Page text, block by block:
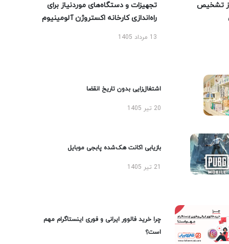
تشخیص
تجهیزات و دستگاه‌های موردنیاز برای
راه‌اندازی کارخانه اکستروژن آلومینیوم
13 مرداد 1405
اشتغال‌زایی بدون تاریخ انقضا
20 تیر 1405
بازیابی اکانت هک‌شده پابجی موبایل
چرا خرید فالوور ایرانی و فوری اینستاگرام مهم
است؟